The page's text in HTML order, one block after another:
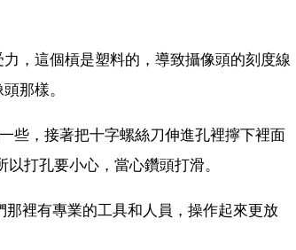
，這個槓是塑料的，導致攝像頭的刻度線
那樣。
些，接著把十字螺絲刀伸進孔裡擰下裡面
打孔要小心，當心鑽頭打滑。
裡有專業的工具和人員，操作起來更放